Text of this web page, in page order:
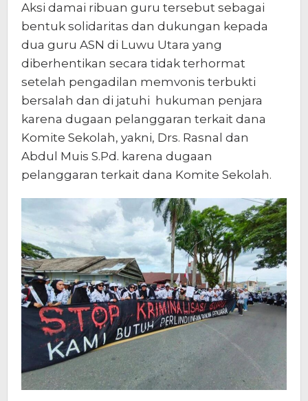
Aksi damai ribuan guru tersebut sebagai
bentuk solidaritas dan dukungan kepada
dua guru ASN di Luwu Utara yang
diberhentikan secara tidak terhormat
setelah pengadilan memvonis terbukti
bersalah dan di jatuhi hukuman penjara
karena dugaan pelanggaran terkait dana
Komite Sekolah, yakni, Drs. Rasnal dan
Abdul Muis S.Pd. karena dugaan
pelanggaran terkait dana Komite Sekolah.